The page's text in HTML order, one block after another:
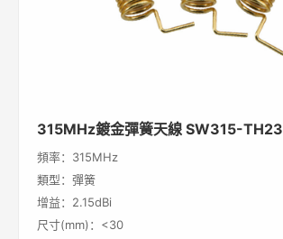
315MHz鍍金彈簧天線 SW315-TH23
頻率：315MHz
類型：彈簧
增益：2.15dBi
尺寸(mm)：<30